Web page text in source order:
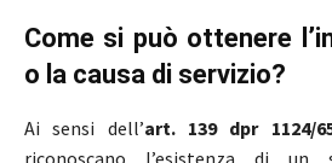
Come si può ottenere
o la causa di servizio?
Ai sensi dell’art. 139 dpr 1124/